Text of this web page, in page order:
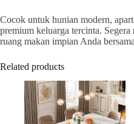
Cocok untuk hunian modern,
premium keluarga tercinta.
ruang makan impian Anda
Related products